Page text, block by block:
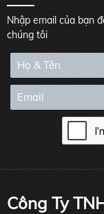
Nhập email của bạn
chúng tôi
Công Ty